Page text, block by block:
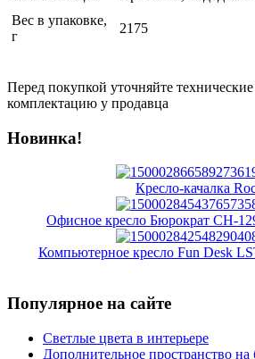
Вес в упаковке,
г
2175
Перед покупкой уточняйте
комплектацию у продавца
Новинка!
Кресло-качалка
Офисное кресло Бюрократ CH-
Компьютерное кресло Fun Desk
Популярное на сайте
Светлые цвета в интерьере
Дополнительное пространство на